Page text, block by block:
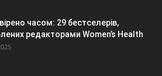
часом: 29 бестселерів,
редакторами Women’s Health